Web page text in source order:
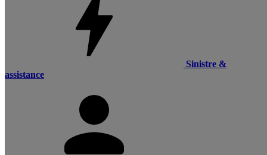
Sinistre &
assistance